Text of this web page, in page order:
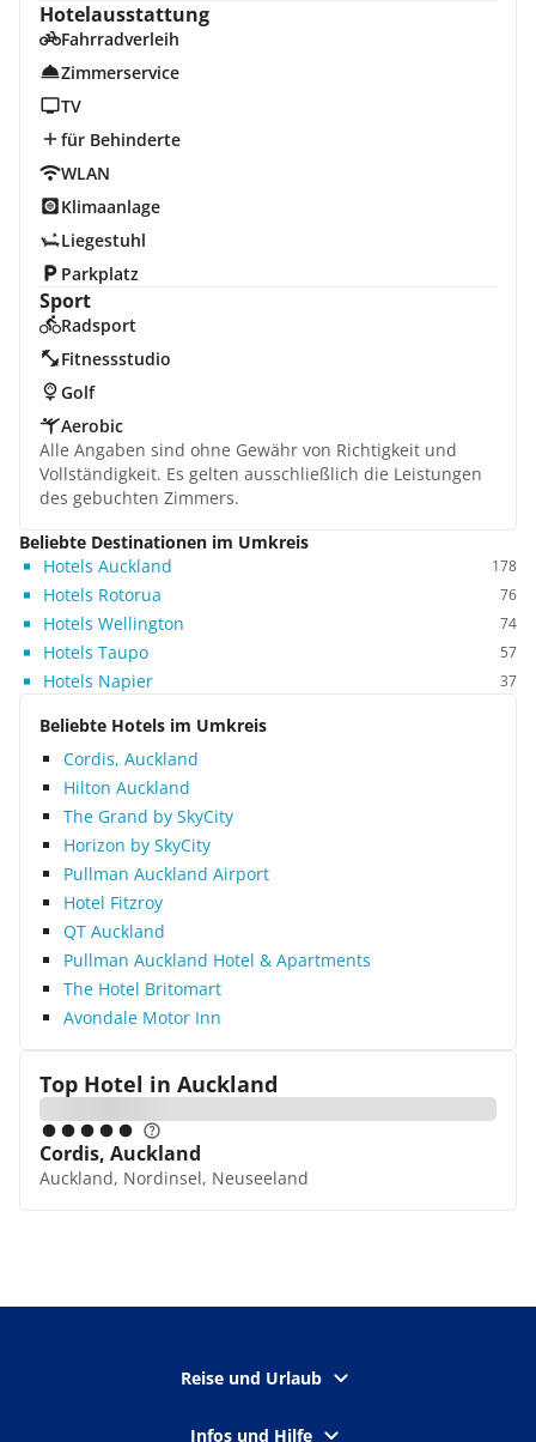
Hotelausstattung
Fahrradverleih
Zimmerservice
TV
für Behinderte
WLAN
Klimaanlage
Liegestuhl
Parkplatz
Sport
Radsport
Fitnessstudio
Golf
Aerobic
Alle Angaben sind ohne Gewähr von Richtigkeit und
Vollständigkeit. Es gelten ausschließlich die Leistungen
des gebuchten Zimmers.
Beliebte Destinationen im Umkreis
Hotels Auckland
178
Hotels Rotorua 76
Hotels Wellington 74
Hotels Taupo 57
Hotels Napier 37
Beliebte Hotels im Umkreis
Cordis, Auckland
Hilton Auckland
The Grand by SkyCity
Horizon by SkyCity
Pullman Auckland Airport
Hotel Fitzroy
QT Auckland
Pullman Auckland Hotel & Apartments
The Hotel Britomart
Avondale Motor Inn
Top Hotel in Auckland
Cordis, Auckland
Auckland, Nordinsel, Neuseeland
Reise und Urlaub
Infos und Hilfe